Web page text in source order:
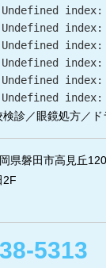
index:
index:
index:
index:
index:
index:
診／眼鏡処方／
県磐田市高見丘
2F
5313